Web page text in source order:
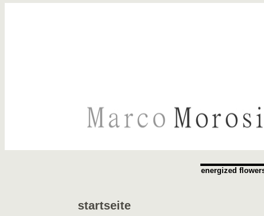
startseite
energized